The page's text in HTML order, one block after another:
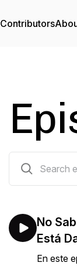
Contributors
No
Está
En este